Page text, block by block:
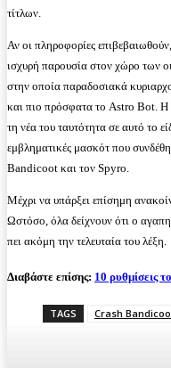
τίτλων.
Αν οι πληροφορίες
ισχυρή παρουσία στον χώρο των
στην οποία παραδοσιακά
και πιο πρόσφατα το Astro Bot. Η
τη νέα του ταυτότητα σε αυτό το
εμβληματικές μασκότ που
Bandicoot και τον Spyro.
Μέχρι να υπάρξει επίσημη
Ωστόσο, όλα δείχνουν ότι ο
πει ακόμη την τελευταία του λέξη.
Διαβάστε επίσης: 10 ρυθμίσεις
TAGS Crash